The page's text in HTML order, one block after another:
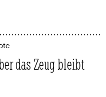
das Zeug bleibt